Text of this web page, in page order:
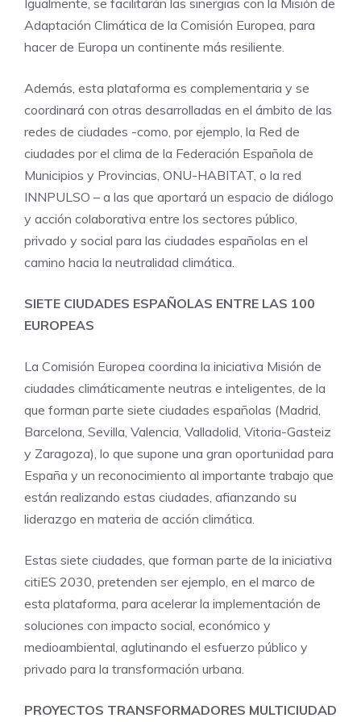
Igualmente, se facilitarán las sinergias con la Misión de
Adaptación Climática de la Comisión Europea, para
hacer de Europa un continente más resiliente.
Además, esta plataforma es complementaria y se
coordinará con otras desarrolladas en el ámbito de las
redes de ciudades -como, por ejemplo, la Red de
ciudades por el clima de la Federación Española de
Municipios y Provincias, ONU-HABITAT, o la red
INNPULSO – a las que aportará un espacio de diálogo
y acción colaborativa entre los sectores público,
privado y social para las ciudades españolas en el
camino hacia la neutralidad climática.
SIETE CIUDADES ESPAÑOLAS ENTRE LAS 100
EUROPEAS
La Comisión Europea coordina la iniciativa Misión de
ciudades climáticamente neutras e inteligentes, de la
que forman parte siete ciudades españolas (Madrid,
Barcelona, Sevilla, Valencia, Valladolid, Vitoria-Gasteiz
y Zaragoza), lo que supone una gran oportunidad para
España y un reconocimiento al importante trabajo que
están realizando estas ciudades, afianzando su
liderazgo en materia de acción climática.
Estas siete ciudades, que forman parte de la iniciativa
citiES 2030, pretenden ser ejemplo, en el marco de
esta plataforma, para acelerar la implementación de
soluciones con impacto social, económico y
medioambiental, aglutinando el esfuerzo público y
privado para la transformación urbana.
PROYECTOS TRANSFORMADORES MULTICIUDAD